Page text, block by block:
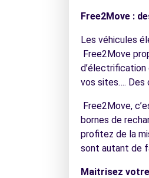
Free2Move :
Les véhicules
Free2Move
vos sites…. Des
Free2Move,
bornes de
profitez de la
sont autant de
Maitrisez